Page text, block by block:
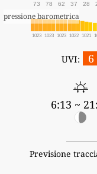
73 78 62 37 28
pressione barometrica
1023 1023 1023 1022 1021
UVI: 6
6:13 ~
Previsione